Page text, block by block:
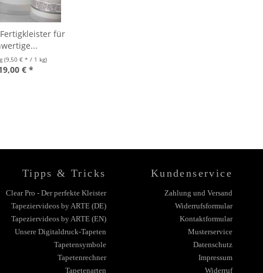
Fertigkleister für
(9,50 € * / 1 kg)
€ *
Tipps & Tricks
Clear Pro - Der perfekte Kleister
Tapeziervideos by ARTE (DE)
Tapeziervideos by ARTE (EN)
Unsere Digitaldruck-Tapeten
Tapetensymbole
Tapetenrechner
Tapetenarten
Kundenservice
Zahlung und Versand
Widerrufsformular
Kontaktformular
Musterservice
Datenschutz
Impressum
Widerruf